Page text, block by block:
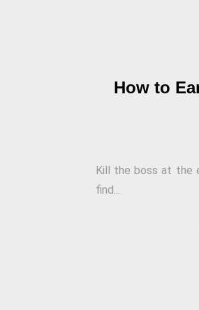
How to
Kill the boss at the
find...